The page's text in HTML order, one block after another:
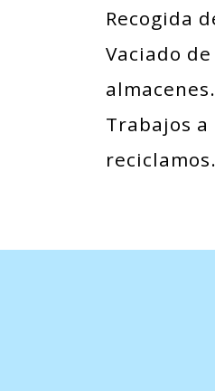
Recogida
Vaciado
almacenes.
Trabajos